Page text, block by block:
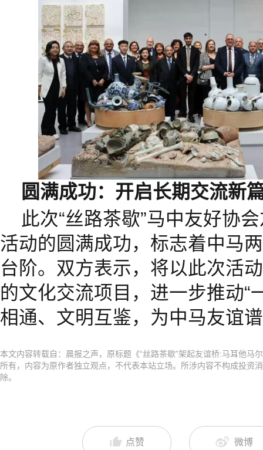
圆满成功：开启长期交流新
此次“丝路茶歇”马中友好协
活动的圆满成功，标志着中马
台阶。双方表示，将以此次活
的文化交流项目，进一步推动“
相通、文明互鉴，为中马友谊
本文内容转载自：晨报之声，原标题《“丝路茶歇”架起友谊桥:马耳他马
所有，内容为原作者独立观点，不代表本站立场。所涉内容不构成投资
除。
点赞 微博